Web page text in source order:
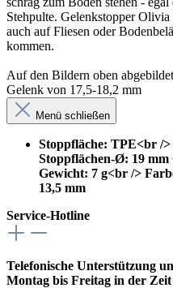
Stehpulte. Gelenkstopper
auch auf Fliesen oder
kommen.
Auf den Bildern oben
Gelenk von 17,5-18,2 mm
Menü schließen
Stoppfläche: TPE<br /
Stoppflächen-Ø: 19
Gewicht: 7 g<br />
13,5 mm
Service-Hotline
Telefonische Unterstützung
Montag bis Freitag in der